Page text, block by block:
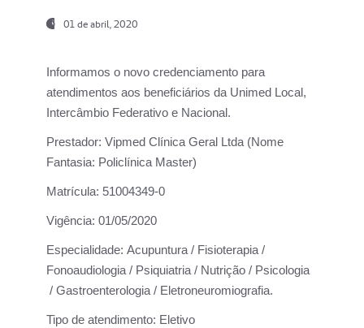
01 de abril, 2020
Informamos o novo credenciamento para
atendimentos aos beneficiários da Unimed Local,
Intercâmbio Federativo e Nacional.
Prestador: Vipmed Clínica Geral Ltda (Nome
Fantasia: Policlínica Master)
Matrícula: 51004349-0
Vigência: 01/05/2020
Especialidade: Acupuntura / Fisioterapia /
Fonoaudiologia / Psiquiatria / Nutrição / Psicologia
/ Gastroenterologia / Eletroneuromiografia.
Tipo de atendimento: Eletivo